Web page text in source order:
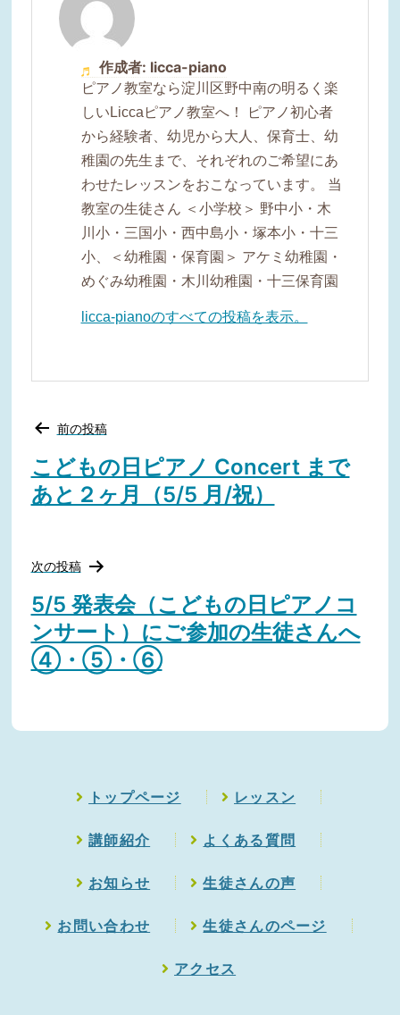
作成者: licca-piano
ピアノ教室なら淀川区野中南の明るく楽
しいLiccaピアノ教室へ！ ピアノ初心者
から経験者、幼児から大人、保育士、幼
稚園の先生まで、それぞれのご希望にあ
わせたレッスンをおこなっています。 当
教室の生徒さん ＜小学校＞ 野中小・木
川小・三国小・西中島小・塚本小・十三
小、＜幼稚園・保育園＞ アケミ幼稚園・
めぐみ幼稚園・木川幼稚園・十三保育園
licca-pianoのすべての投稿を表示。
投
ナ
ビ
ゲ
ー
ン
前の投稿
こどもの日ピアノ Concert まで
あと２ヶ月（5/5 月/祝）
次の投稿
5/5 発表会（こどもの日ピアノコ
ンサート）にご参加の生徒さんへ
④・⑤・⑥
トップページ レッスン
講師紹介 よくある質問
お知らせ 生徒さんの声
お問い合わせ 生徒さんのページ
アクセス